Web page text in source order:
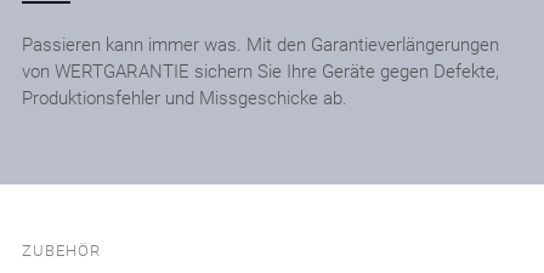
Passieren kann immer was. Mit den Garantieverlängerungen
von WERTGARANTIE sichern Sie Ihre Geräte gegen Defekte,
Produktionsfehler und Missgeschicke ab.
ZUBEHÖR